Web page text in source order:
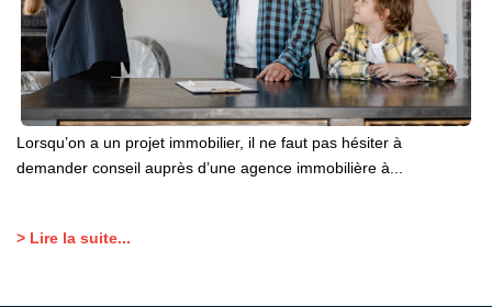
Lorsqu’on a un projet immobilier, il ne faut pas hésiter à
demander conseil auprès d’une agence immobilière à...
> Lire la suite...